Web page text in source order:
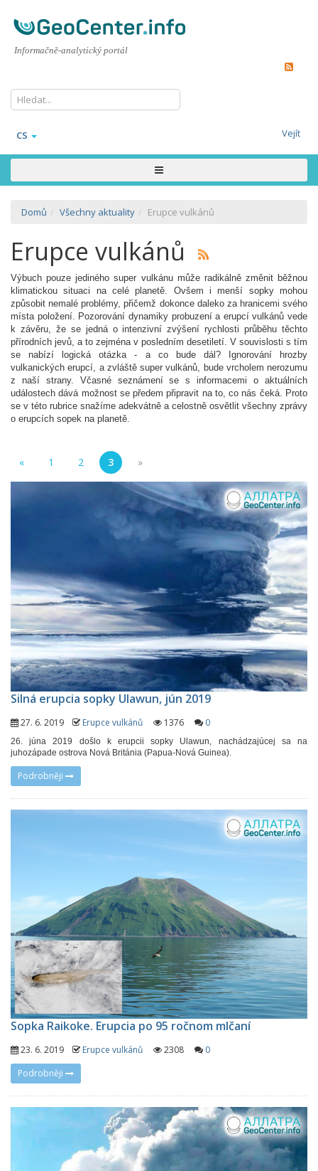
Informačně-analytický portál
CS Vejít
Domů Všechny aktuality Erupce vulkánů
Erupce vulkánů
Výbuch pouze jediného super vulkánu může radikálně změnit běžnou
klimatickou situaci na celé planetě. Ovšem i menší sopky mohou
způsobit nemalé problémy, přičemž dokonce daleko za hranicemi svého
místa položení. Pozorování dynamiky probuzení a erupcí vulkánů vede
k závěru, že se jedná o intenzivní zvýšení rychlosti průběhu těchto
přírodních jevů, a to zejména v posledním desetiletí. V souvislosti s tím
se nabízí logická otázka - a co bude dál? Ignorování hrozby
vulkanických erupcí, a zvláště super vulkánů, bude vrcholem nerozumu
z naší strany. Včasné seznámení se s informacemi o aktuálních
událostech dává možnost se předem připravit na to, co nás čeká. Proto
se v této rubrice snažíme adekvátně a celostně osvětlit všechny zprávy
o erupcích sopek na planetě.
« 1 2 3 »
Silná erupcia sopky Ulawun, jún 2019
27. 6. 2019 Erupce vulkánů 1376 0
26. júna 2019 došlo k erupcii sopky Ulawun, nachádzajúcej sa na
juhozápade ostrova Nová Británia (Papua-Nová Guinea).
Podrobněji
Sopka Raikoke. Erupcia po 95 ročnom mlčaní
23. 6. 2019 Erupce vulkánů 2308
0
Podrobněji